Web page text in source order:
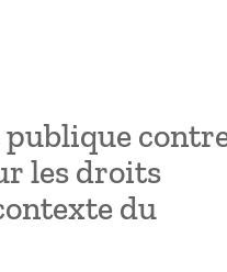
publique
les droits
du